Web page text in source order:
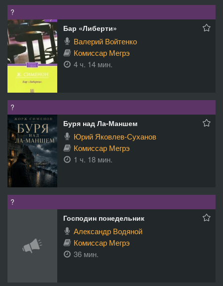
?
Бар «Либерти»
Валерий Войтенко
Комиссар Мегрэ
4 ч. 14 мин.
?
Буря над Ла-Маншем
Юрий Яковлев-Суханов
Комиссар Мегрэ
1 ч. 18 мин.
?
Господин понедельник
Александр Водяной
Комиссар Мегрэ
36 мин.